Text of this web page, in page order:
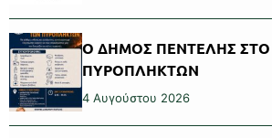
Ο ΔΗΜΟΣ ΠΕΝΤΕΛΗΣ
ΠΥΡΟΠΛΗΚΤΩΝ
4 Αυγούστου 2026